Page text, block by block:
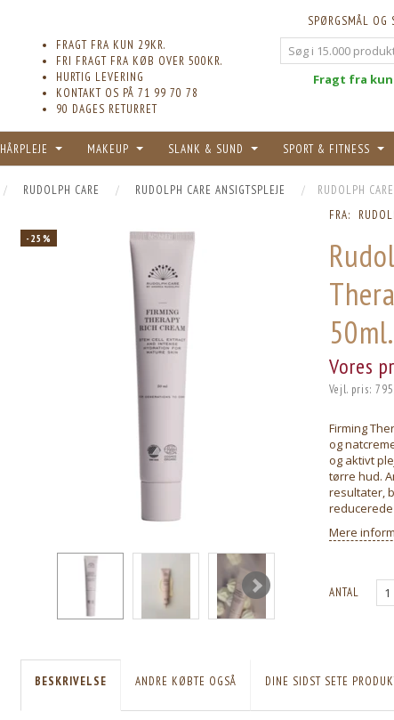
SPØRGSMÅL OG
FRAGT FRA KUN 29KR.
FRI FRAGT FRA KØB OVER 500KR.
HURTIG LEVERING
KONTAKT OS PÅ 71 99 70 78
90 DAGES RETURRET
Fragt fra kun
HÅRPLEJE MAKEUP SLANK & SUND SPORT & FITNESS
RUDOLPH CARE RUDOLPH CARE ANSIGTSPLEJE RUDOLPH
-25%
FRA:
50ml.
Vores
Vejl. pris:
Firming
og
og aktivt
tørre hud.
resultater,
Mere
ANTAL
BESKRIVELSE ANDRE KØBTE OGSÅ DINE SIDST SETE